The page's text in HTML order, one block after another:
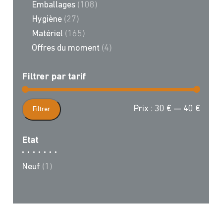
Emballages (108)
Hygiène (27)
Matériel (165)
Offres du moment (4)
Filtrer par tarif
Filtrer Prix : 30 € — 40 €
Etat
Neuf (1)